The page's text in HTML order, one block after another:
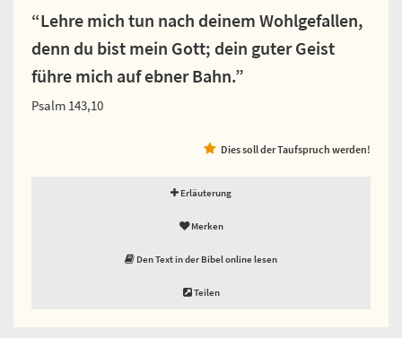
“Lehre mich tun nach deinem Wohlgefallen,
denn du bist mein Gott; dein guter Geist
führe mich auf ebner Bahn.”
Psalm 143,10
Dies soll der Taufspruch werden!
Erläuterung
Merken
Den Text in der Bibel online lesen
Teilen